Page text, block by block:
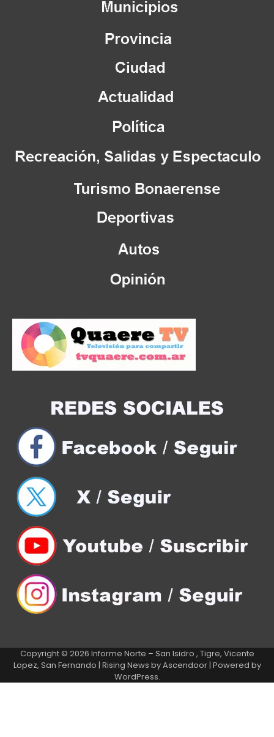
Copyright © 2026 Informe Norte – San Isidro , Tigre, Vicente
Lopez, San Fernando | Rising News byAscendoor| Powered by
WordPress.